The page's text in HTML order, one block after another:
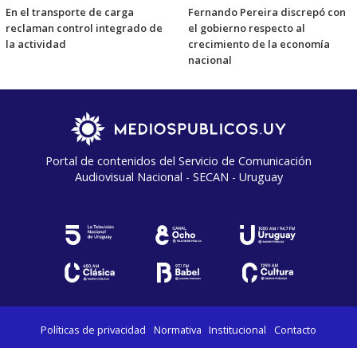
En el transporte de carga
reclaman control integrado de
la actividad
Fernando Pereira discrepó con
el gobierno respecto al
crecimiento de la economía
nacional
Portal de contenidos del Servicio de Comunicación
Audiovisual Nacional - SECAN - Uruguay
Políticas de privacidad Normativa Institucional Contacto